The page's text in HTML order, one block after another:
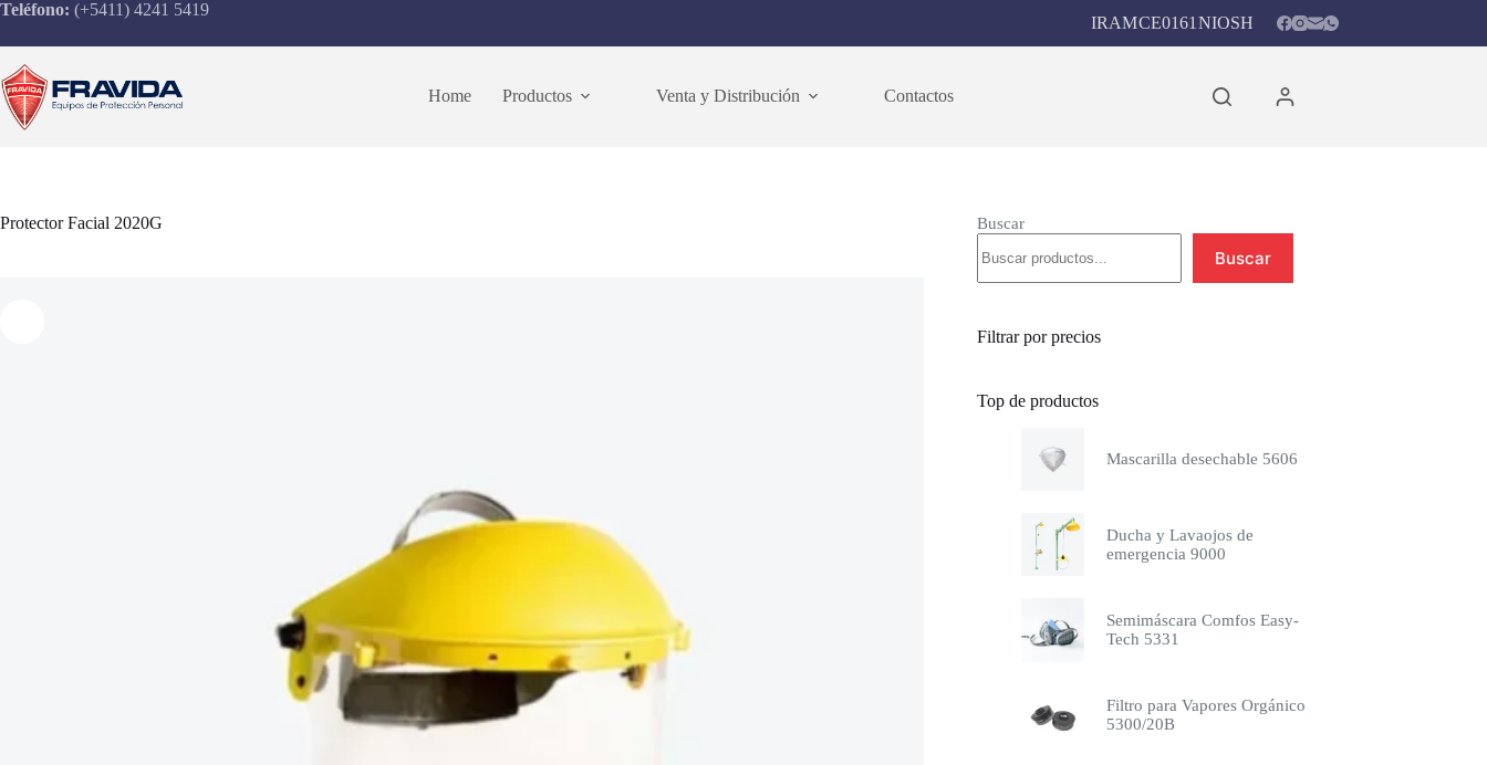
Saltar
contenido
Teléfono: (+5411) 4241 5419
IRAMCE0161 NIOSH
Home Productos Venta y Distribución Contactos
Protector Facial 2020G Buscar
Buscar
Filtrar por precios
Top de productos
Mascarilla desechable 5606
Ducha y Lavaojos de
emergencia 9000
Semimáscara Comfos Easy-
Tech 5331
Filtro para Vapores Orgánico
5300/20B